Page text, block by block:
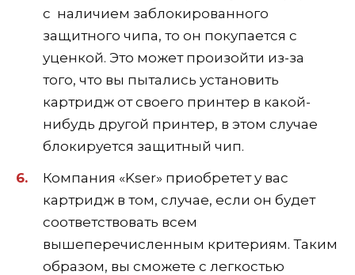
с наличием заблокированного
защитного чипа, то он покупается с
уценкой. Это может произойти из-за
того, что вы пытались установить
картридж от своего принтер в какой-
нибудь другой принтер, в этом случае
блокируется защитный чип.
Компания «Kser» приобретет у вас
картридж в том, случае, если он будет
соответствовать всем
вышеперечисленным критериям. Таким
образом, вы сможете с легкостью